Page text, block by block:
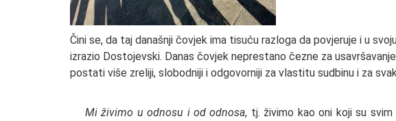
Čini se, da taj današnji čovjek ima tisuću razloga da povjeruje i u
izrazio Dostojevski. Danas čovjek neprestano čezne za
postati više zreliji, slobodniji i odgovorniji za vlastitu sudbinu i za
Mi živimo u odnosu i od odnosa, tj. živimo kao oni koji su